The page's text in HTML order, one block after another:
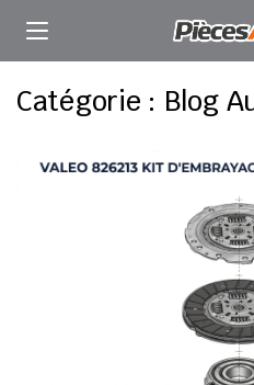
Catégorie : Blog